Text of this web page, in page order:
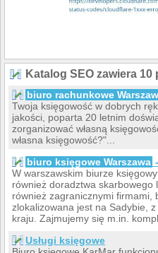
Katalog SEO zawiera
biuro rachunkowe
Twoja księgowość w dobrych
jakości, poparta 20 letnim
zorganizować własną
własna księgowość?"...
biuro księgowe Warszawa
W warszawskim biurze
również doradztwa skarbowego
również zagranicznymi firmami,
zlokalizowana jest na Sadybie,
kraju. Zajmujemy się m.in.
Usługi księgowe